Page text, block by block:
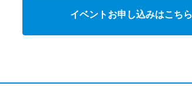
イベントお申し込みはこちら